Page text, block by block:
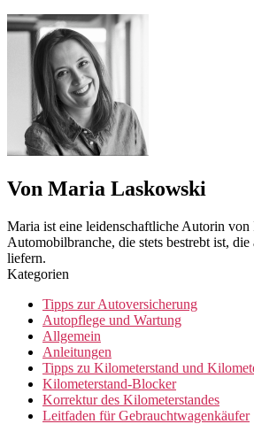
Von Maria Laskowski
Maria ist eine leidenschaftliche Autorin von
Automobilbranche, die stets bestrebt ist,
liefern.
Kategorien
Tipps zur Autoversicherung
Autopflege und Wartung
Allgemein
Anleitungen
Tipps zu Kilometerstand und
Kilometerstand-Blocker
Korrektur des Kilometerstandes
Leitfaden für Gebrauchtwagenkäufer